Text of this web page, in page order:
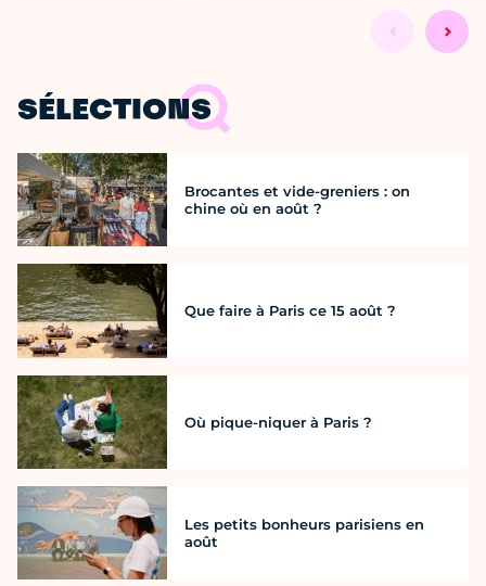
SÉLECTIONS
Brocantes et vide-greniers : on
chine où en août ?
Que faire à Paris ce 15 août ?
Où pique-niquer à Paris ?
Les petits bonheurs parisiens en
août